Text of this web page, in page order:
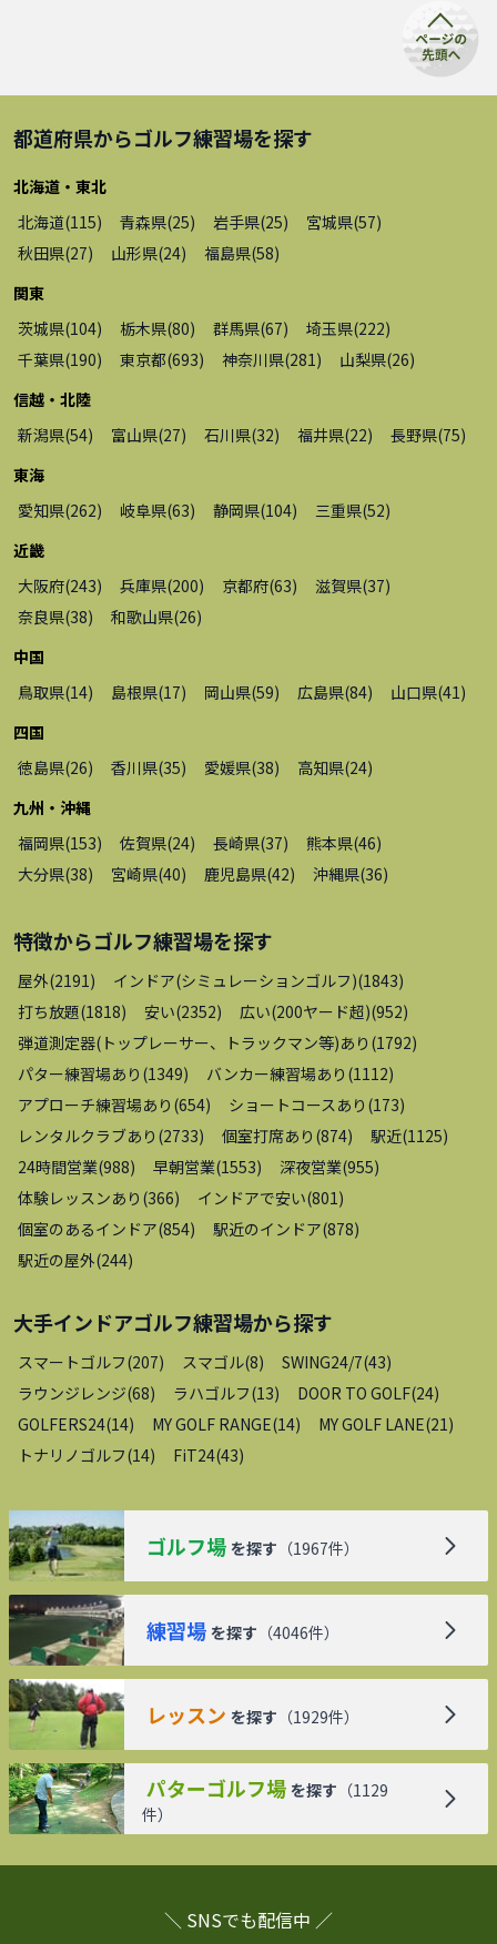
都道府県からゴルフ練習場を探す
北海道・東北
北海道(115) 青森県(25) 岩手県(25) 宮城県(57)
秋田県(27) 山形県(24) 福島県(58)
関東
茨城県(104) 栃木県(80) 群馬県(67) 埼玉県(222)
千葉県(190) 東京都(693) 神奈川県(281 ) 山梨県(26)
信越・北陸
新潟県(54) 富山県(27) 石川県(32) 福井県(22) 長野県(75)
東海
愛知県(262) 岐阜県(63) 静岡県(104) 三重県(52)
近畿
大阪府(243) 兵庫県(200) 京都府(63) 滋賀県(37)
奈良県(38) 和歌山県(26)
中国
鳥取県(14) 島根県(17) 岡山県(59) 広島県(84) 山口県(41 )
四国
徳島県(26) 香川県(35) 愛媛県(38) 高知県(24)
九州・沖縄
福岡県(153) 佐賀県(24) 長崎県(37) 熊本県(46)
大分県(38) 宮崎県(40) 鹿児島県(42) 沖縄県(36)
特徴からゴルフ練習場を探す
屋外(2191 ) インドア(シミュレーションゴルフ)(1843)
打ち放題(1818) 安い(2352) 広い(200ヤード超)(952)
弾道測定器(トップレーサー、トラックマン等)あり (1792)
パター練習場あり (1349) バンカー練習場あり (1112)
アプローチ練習場あり (654) ショートコースあり (173)
レンタルクラブあり (2733) 個室打席あり (874) 駅近(1125)
24時間営業(988) 早朝営業(1553) 深夜営業(955)
体験レッスンあり (366) インドアで安い(801 )
個室のあるインドア(854) 駅近のインドア(878)
駅近の屋外(244)
大手インドアゴルフ練習場から探す
スマートゴルフ(207) スマゴル(8) SWING24/7(43)
ラウンジレンジ(68) ラハゴルフ(13) DOOR TO GOLF(24)
GOLFERS24(14) MY GOLF RANGE(14) MY GOLF LANE(21 )
トナリノゴルフ(14) FiT24(43)
ゴルフ場 を探す （1967件）
練習場 を探す （4046件）
レッスン を探す （1929件）
パターゴルフ場 を探す （1129
件）
＼ SNSでも配信中 ／